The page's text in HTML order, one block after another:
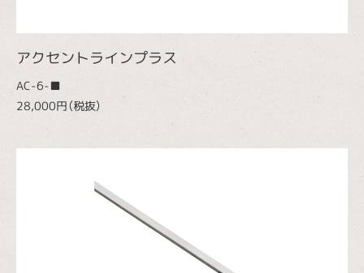
アクセントラインプラス
AC-6-■
28,000円（税抜）